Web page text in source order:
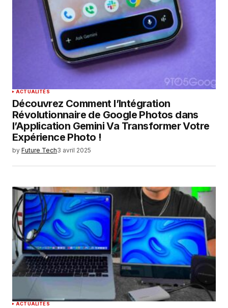
ACTUALITÉS
Découvrez Comment l’Intégration
Révolutionnaire de Google Photos dans
l’Application Gemini Va Transformer Votre
Expérience Photo !
by Future Tech3 avril 2025
ACTUALITÉS